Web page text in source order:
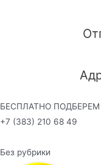
БЕСПЛАТНО
+7 (383) 210 68 49
Без рубрики